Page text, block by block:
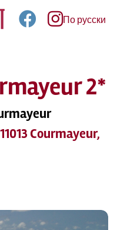
По русски
2*
Courmayeur,